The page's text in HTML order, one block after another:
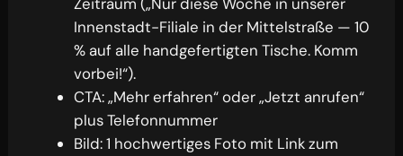
Innenstadt-Filiale in der Mittelstraße — 10
% auf alle handgefertigten Tische. Komm
vorbei!“).
CTA: „Mehr erfahren“ oder „Jetzt anrufen“
plus Telefonnummer
Bild: 1 hochwertiges Foto mit Link zum